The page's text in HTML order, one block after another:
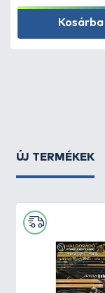
Kosárba
ÚJ TERMÉKEK